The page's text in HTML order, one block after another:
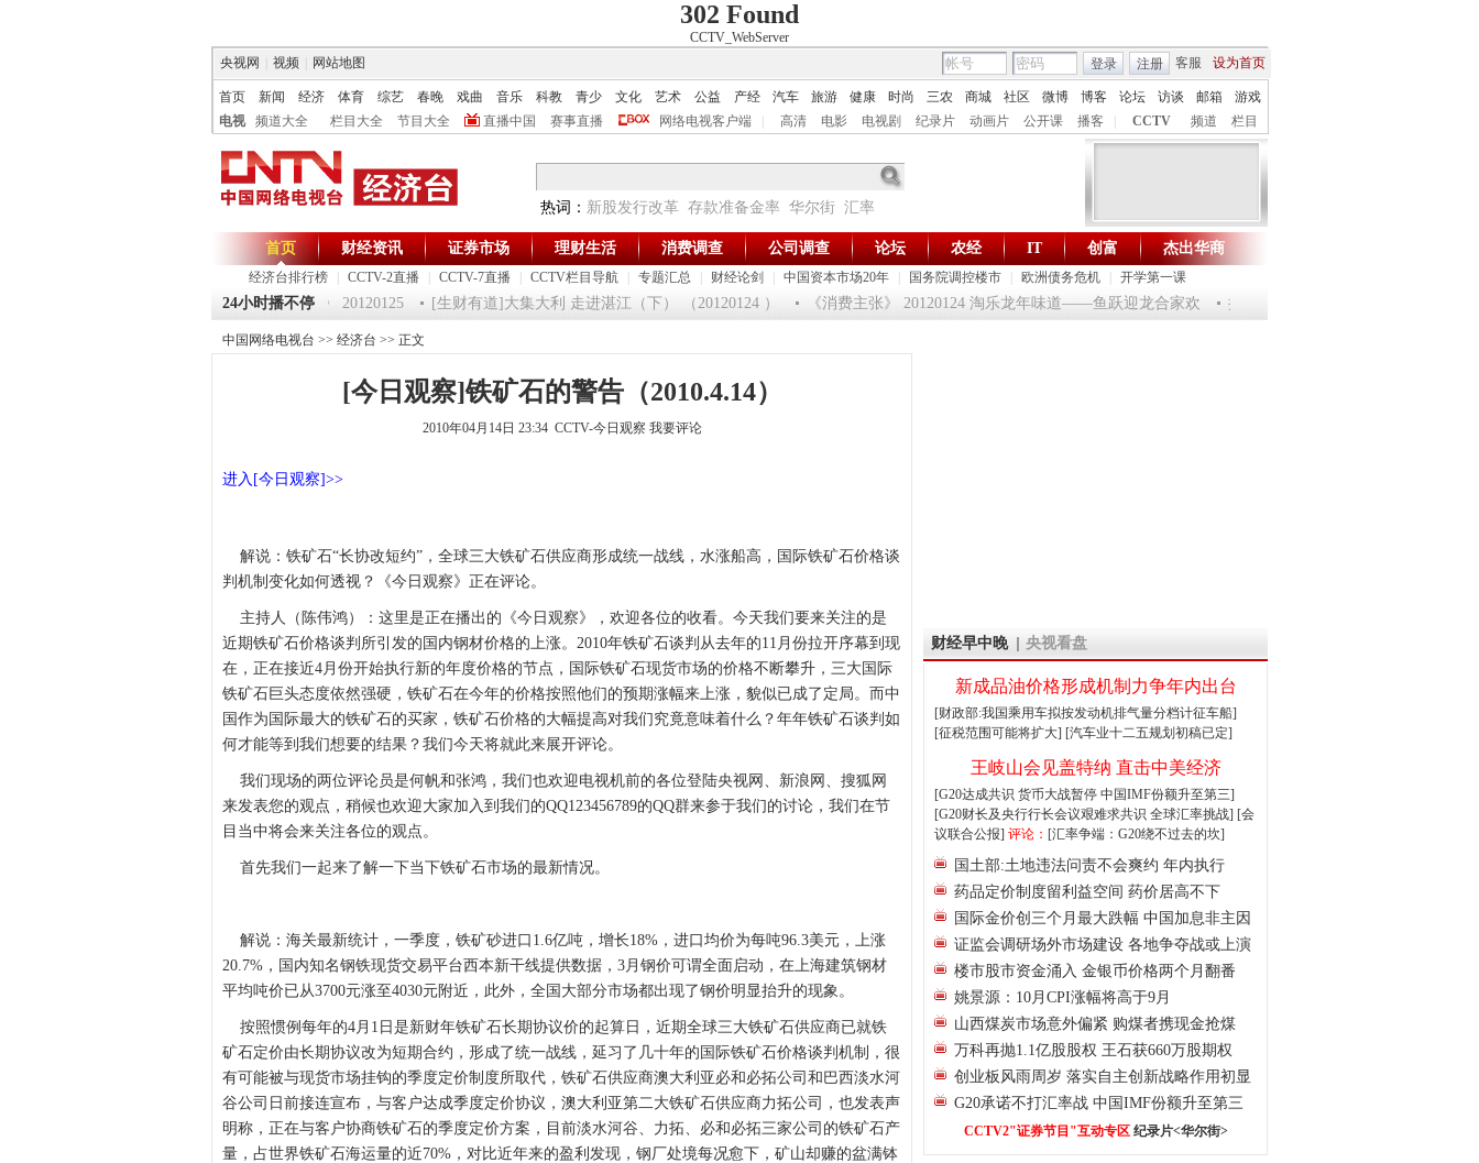
302 Found
CCTV_WebServer
央视网
视频 网站地图 客服 设为首页
登录 注册
首页 新闻 经济 体育 综艺 春晚 戏曲 音乐 科教 青少 文化 艺术 公益 产经 汽车 旅游 健康 时尚 三农 商城 社区 微博 博客 论坛 访谈 邮箱
游戏
电视
频道大全 栏目大全 节目大全 直播中国 赛事直播 网络电视客户端 高清 电影 电视剧 纪录片 动画片 公开课 播客 CCTV 频道 栏目
热词： 新股发行改革 存款准备金率 华尔街 汇率
财智生活 一键通达
首页
经济台排行榜 CCTV-2直播 CCTV-7直播 CCTV栏目导航 专题汇总 财经论剑 中国资本市场20年 国务院调控楼市 欧洲债务危机 开学第一课
财经资讯 证券市场 理财生活 消费调查 公司调查 论坛 农经 IT 创富 杰出华商
24小时播不停
《第一时间》 20120125 [生财有道]大集大利 走进湛江（下） （20120124 ） 《消费主张》 20120124 淘乐龙年味道——鱼跃迎龙合家欢 提问2012：机遇与悬念共存
中国网络电视台 >> 经济台 >> 正文
[今日观察]铁矿石的警告（2010.4.14）
2010年04月14日 23:34 CCTV-今日观察 我要评论
进入[今日观察]>>
解说：铁矿石“长协改短约”，全球三大铁矿石供应商形成统一战线，水涨船高，国际铁矿石价格谈
判机制变化如何透视？《今日观察》正在评论。
主持人（陈伟鸿）：这里是正在播出的《今日观察》，欢迎各位的收看。今天我们要来关注的是
近期铁矿石价格谈判所引发的国内钢材价格的上涨。2010年铁矿石谈判从去年的11月份拉开序幕到现
在，正在接近4月份开始执行新的年度价格的节点，国际铁矿石现货市场的价格不断攀升，三大国际
铁矿石巨头态度依然强硬，铁矿石在今年的价格按照他们的预期涨幅来上涨，貌似已成了定局。而中
国作为国际最大的铁矿石的买家，铁矿石价格的大幅提高对我们究竟意味着什么？年年铁矿石谈判如
何才能等到我们想要的结果？我们今天将就此来展开评论。
我们现场的两位评论员是何帆和张鸿，我们也欢迎电视机前的各位登陆央视网、新浪网、搜狐网
来发表您的观点，稍候也欢迎大家加入到我们的QQ123456789的QQ群来参于我们的讨论，我们在节
目当中将会来关注各位的观点。
首先我们一起来了解一下当下铁矿石市场的最新情况。
解说：海关最新统计，一季度，铁矿砂进口1.6亿吨，增长18%，进口均价为每吨96.3美元，上涨
20.7%，国内知名钢铁现货交易平台西本新干线提供数据，3月钢价可谓全面启动，在上海建筑钢材
平均吨价已从3700元涨至4030元附近，此外，全国大部分市场都出现了钢价明显抬升的现象。
按照惯例每年的4月1日是新财年铁矿石长期协议价的起算日，近期全球三大铁矿石供应商已就铁
矿石定价由长期协议改为短期合约，形成了统一战线，延习了几十年的国际铁矿石价格谈判机制，很
有可能被与现货市场挂钩的季度定价制度所取代，铁矿石供应商澳大利亚必和必拓公司和巴西淡水河
谷公司日前接连宣布，与客户达成季度定价协议，澳大利亚第二大铁矿石供应商力拓公司，也发表声
明称，正在与客户协商铁矿石的季度定价方案，目前淡水河谷、力拓、必和必拓三家公司的铁矿石产
量，占世界铁矿石海运量的近70%，对比近年来的盈利发现，钢厂处境每况愈下，矿山却赚的盆满钵
财经早中晚 央视看盘
新成品油价格形成机制力争年内出台
[财政部:我国乘用车拟按发动机排气量分档计征车船]
[征税范围可能将扩大] [汽车业十二五规划初稿已定]
王岐山会见盖特纳 直击中美经济
[G20达成共识 货币大战暂停 中国IMF份额升至第三]
[G20财长及央行行长会议艰难求共识 全球汇率挑战] [会
议联合公报] 评论： [汇率争端：G20绕不过去的坎]
国土部:土地违法问责不会爽约 年内执行
药品定价制度留利益空间 药价居高不下
国际金价创三个月最大跌幅 中国加息非主因
证监会调研场外市场建设 各地争夺战或上演
楼市股市资金涌入 金银币价格两个月翻番
姚景源：10月CPI涨幅将高于9月
山西煤炭市场意外偏紧 购煤者携现金抢煤
万科再抛1.1亿股股权 王石获660万股期权
创业板风雨周岁 落实自主创新战略作用初显
G20承诺不打汇率战 中国IMF份额升至第三
CCTV2"证券节目"互动专区 纪录片<华尔街>